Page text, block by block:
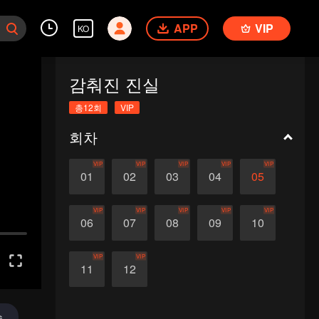
KO APP VIP
감춰진 진실
총12회 VIP
회차
01
VIP
02
VIP
03
VIP
04
VIP
05
VIP
06
VIP
07
VIP
08
VIP
09
VIP
10
VIP
11
VIP
12
VIP